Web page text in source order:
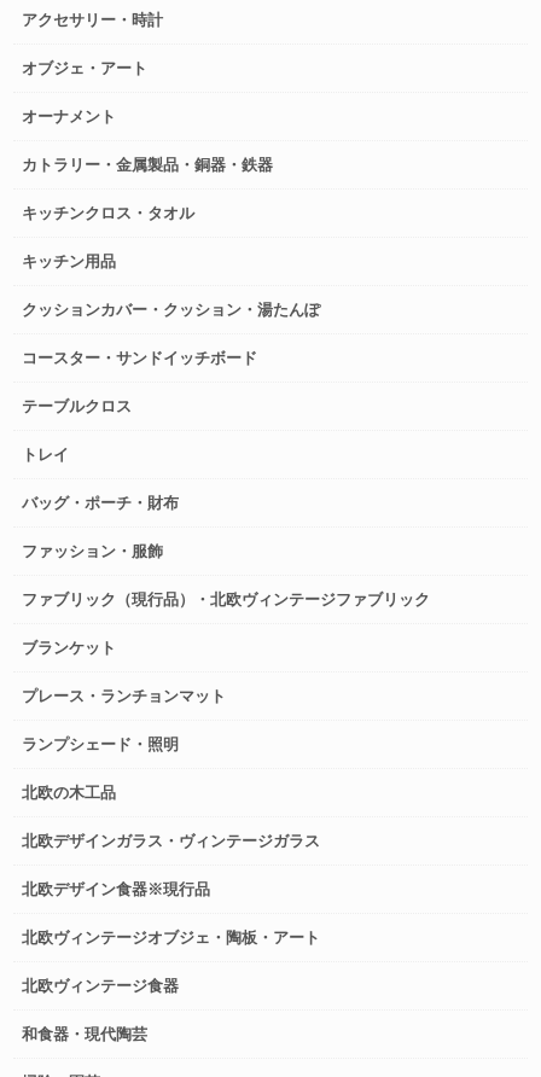
アクセサリー・時計
オブジェ・アート
オーナメント
カトラリー・金属製品・銅器・鉄器
キッチンクロス・タオル
キッチン用品
クッションカバー・クッション・湯たんぽ
コースター・サンドイッチボード
テーブルクロス
トレイ
バッグ・ポーチ・財布
ファッション・服飾
ファブリック（現行品）・北欧ヴィンテージファブリック
ブランケット
プレース・ランチョンマット
ランプシェード・照明
北欧の木工品
北欧デザインガラス・ヴィンテージガラス
北欧デザイン食器※現行品
北欧ヴィンテージオブジェ・陶板・アート
北欧ヴィンテージ食器
和食器・現代陶芸